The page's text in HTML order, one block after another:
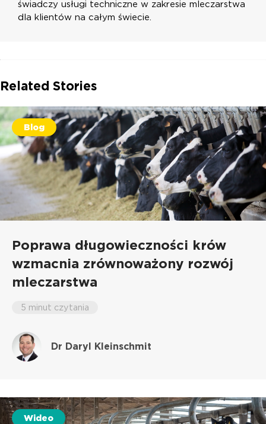
świadczy usługi techniczne w zakresie mleczarstwa
dla klientów na całym świecie.
Related Stories
Blog
Poprawa długowieczności krów
wzmacnia zrównoważony rozwój
mleczarstwa
5 minut czytania
Dr Daryl Kleinschmit
Wideo